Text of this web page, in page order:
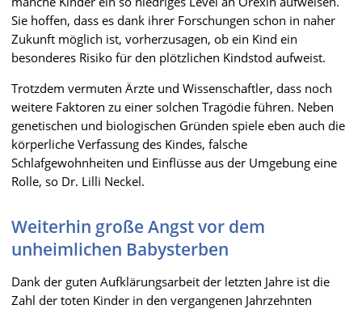
Sie hoffen, dass es dank ihrer Forschungen schon in naher
Zukunft möglich ist, vorherzusagen, ob ein Kind ein
besonderes Risiko für den plötzlichen Kindstod aufweist.
Trotzdem vermuten Ärzte und Wissenschaftler, dass noch
weitere Faktoren zu einer solchen Tragödie führen. Neben
genetischen und biologischen Gründen spiele eben auch die
körperliche Verfassung des Kindes, falsche
Schlafgewohnheiten und Einflüsse aus der Umgebung eine
Rolle, so Dr. Lilli Neckel.
Weiterhin große Angst vor dem
unheimlichen Babysterben
Dank der guten Aufklärungsarbeit der letzten Jahre ist die
Zahl der toten Kinder in den vergangenen Jahrzehnten